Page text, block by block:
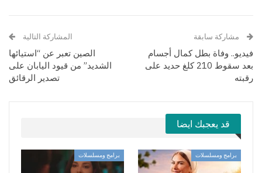
مشاركة سابقة
فيديو.. وفاة بطل كمال أجسام
بعد سقوط 210 كلغ حديد على
رقبته
المشاركة التالية
الصين تعبر عن “استيائها
الشديد” من قيود اليابان على
تصدير الرقائق
قد يعجبك ايضا
برامج ومسلسلات برامج ومسلسلات